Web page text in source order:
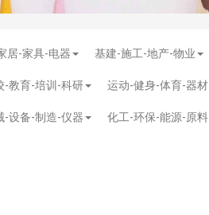
居-家具-电器 基建-施工-地产-物业
-教育-培训-科研 运动-健身-体育-器材
-设备-制造-仪器 化工-环保-能源-原料